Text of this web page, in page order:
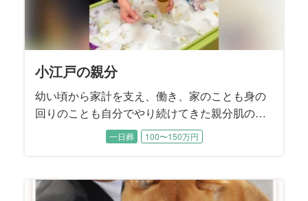
小江戸の親分
幼い頃から家計を支え、働き、家のことも身の
回りのことも自分でやり続けてきた親分肌のお
文句を言いながらも人のためのことは決して投
した。
一日葬 100〜150万円